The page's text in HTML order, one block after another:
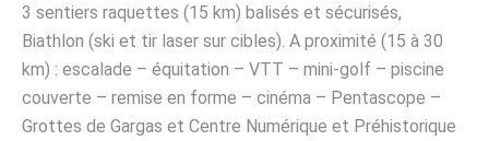
3 sentiers raquettes (15 km) balisés et sécurisés,
Biathlon (ski et tir laser sur cibles). A proximité (15 à 30
km) : escalade – équitation – VTT – mini-golf – piscine
couverte – remise en forme – cinéma – Pentascope –
Grottes de Gargas et Centre Numérique et Préhistorique